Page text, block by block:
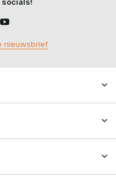
nieuwsbrief